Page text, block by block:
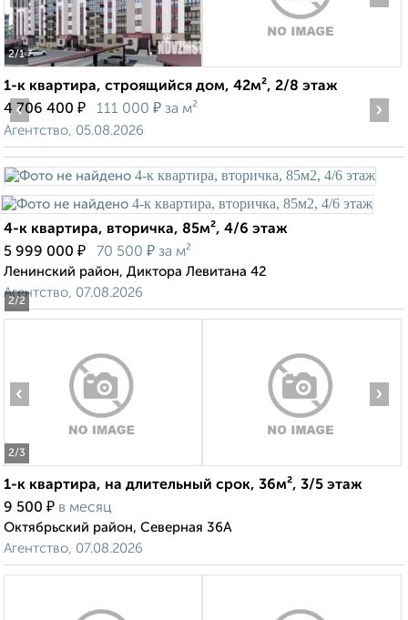
2/1
1-к квартира, строящийся дом, 42м², 2/8 этаж
4 706 400 ₽ 111 000 ₽ за м²
Агентство, 05.08.2026
2/2
‹ ›
4-к квартира, вторичка, 85м², 4/6 этаж
5 999 000 ₽ 70 500 ₽ за м²
Ленинский район, Диктора Левитана 42
Агентство, 07.08.2026
2/3
‹ ›
1-к квартира, на длительный срок, 36м², 3/5 этаж
9 500 ₽ в месяц
Октябрьский район, Северная 36А
Агентство, 07.08.2026